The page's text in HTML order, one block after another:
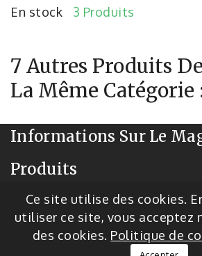
En stock
3 Produits
7 Autres Produits De
La Même Catégorie
Informations Sur Le
Produits
Notre Société
Ce site utilise des cookies.
utiliser ce site, vous
des cookies. Politique de
© 2026 - Logiciel de commerce